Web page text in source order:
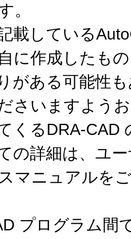
。
載している
に作成したも
がある可能性
さいますよう
くるDRA-CAD
の詳細は、ユ
マニュアルを
プログラム間